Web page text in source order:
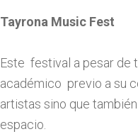
Tayrona Music Fest
Este festival a pesar de
académico previo a su
artistas sino que
espacio.